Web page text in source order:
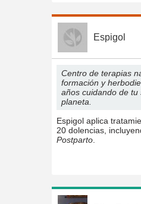
Espigol
Centro de terapias
formación y
años cuidando de tu
planeta.
Espigol aplica
20 dolencias,
Postparto.